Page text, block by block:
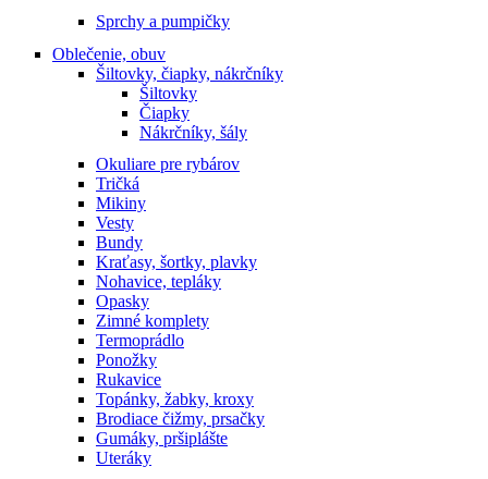
Sprchy a pumpičky
Oblečenie, obuv
Šiltovky, čiapky, nákrčníky
Šiltovky
Čiapky
Nákrčníky, šály
Okuliare pre rybárov
Tričká
Mikiny
Vesty
Bundy
Kraťasy, šortky, plavky
Nohavice, tepláky
Opasky
Zimné komplety
Termoprádlo
Ponožky
Rukavice
Topánky, žabky, kroxy
Brodiace čižmy, prsačky
Gumáky, pršiplášte
Uteráky